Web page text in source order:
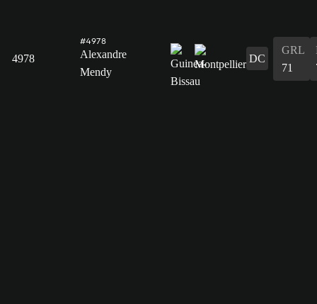
4978
#4978
Alexandre
Mendy
DC
GRL
71